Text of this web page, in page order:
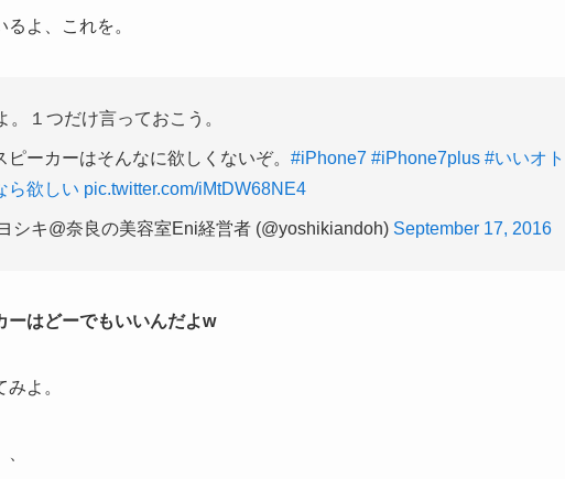
よ、これを。
。１つだけ言っておこう。
ピーカーはそんなに欲しくないぞ。 #iPhone7 #iPhone7plus #いいオ
ら欲しい pic.twitter.com/iMtDW68NE4
シキ@奈良の美容室Eni経営者 (@yoshikiandoh) September 17, 2016
ーはどーでもいいんだよw
よ。